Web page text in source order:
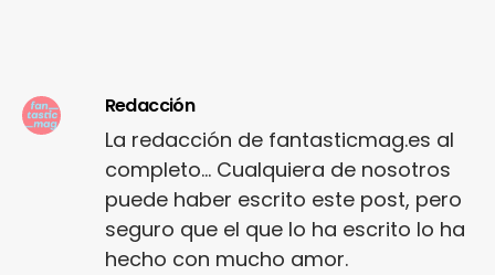
Redacción
La redacción de fantasticmag.es al
completo... Cualquiera de nosotros
puede haber escrito este post, pero
seguro que el que lo ha escrito lo ha
hecho con mucho amor.